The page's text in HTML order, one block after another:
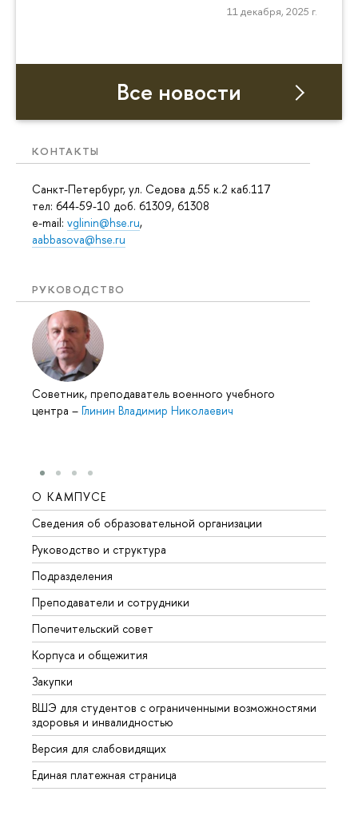
11 декабря, 2025 г.
Все новости
КОНТАКТЫ
Санкт-Петербург, ул. Седова д.55 к.2 каб.117
тел: 644-59-10 доб. 61309, 61308
e-mail: vglinin@hse.ru,
aabbasova@hse.ru
РУКОВОДСТВО
Советник, преподаватель военного учебного
центра – Глинин Владимир Николаевич
О КАМПУСЕ
Сведения об образовательной организации
Руководство и структура
Подразделения
Преподаватели и сотрудники
Попечительский совет
Корпуса и общежития
Закупки
ВШЭ для студентов с ограниченными возможностями
здоровья и инвалидностью
Версия для слабовидящих
Единая платежная страница